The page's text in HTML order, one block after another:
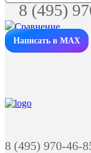
8 (495)
Написать в MAX
8 (495) 970-46-